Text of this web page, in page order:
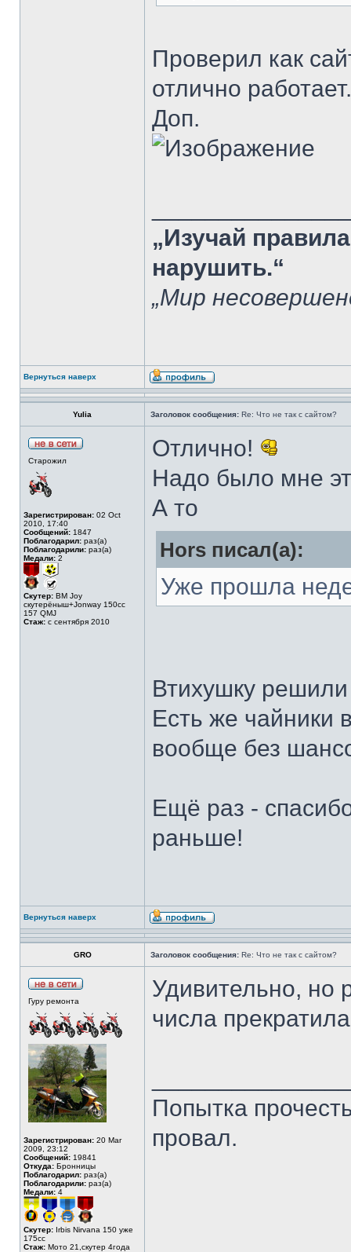
Проверил как
отлично работает.
Доп.
„Изучай
нарушить.“
„Мир
Вернуться наверх
Yulia Заголовок сообщения: Re: Что не так с сайтом?
Старожил
Зарегистрирован: 02 Oct
2010, 17:40
Сообщений: 1847
Поблагодарил: раз(а)
Поблагодарили: раз(а)
Медали: 2
Скутер: BM Joy
скутерёныш+Jonway 150cc
157 QMJ
Стаж: с сентября 2010
Отлично!
Надо было мне
А то
Hors писал(а):
Уже прошла
Втихушку
Есть же чайники
вообще без
Ещё раз -
раньше!
Вернуться наверх
GRO Заголовок сообщения: Re: Что не так с сайтом?
Гуру ремонта
Зарегистрирован: 20 Mar
2009, 23:12
Сообщений: 19841
Откуда: Бронницы
Поблагодарил: раз(а)
Поблагодарили: раз(а)
Медали: 4
Скутер: Irbis Nirvana 150 уже
175сс
Стаж: Мото 21,скутер 4года
Удивительно, но
числа
Попытка
провал.